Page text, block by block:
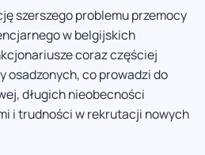
szerszego problemu przemocy
w belgijskich
coraz częściej
osadzonych, co prowadzi do
długich nieobecności
i trudności w rekrutacji nowych